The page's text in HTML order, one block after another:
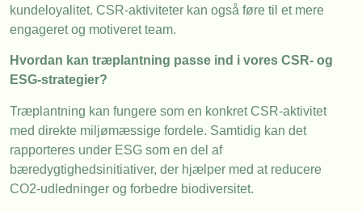
kundeloyalitet. CSR-aktiviteter kan også føre til et mere
engageret og motiveret team.
Hvordan kan træplantning passe ind i vores CSR- og
ESG-strategier?
Træplantning kan fungere som en konkret CSR-aktivitet
med direkte miljømæssige fordele. Samtidig kan det
rapporteres under ESG som en del af
bæredygtighedsinitiativer, der hjælper med at reducere
CO2-udledninger og forbedre biodiversitet.